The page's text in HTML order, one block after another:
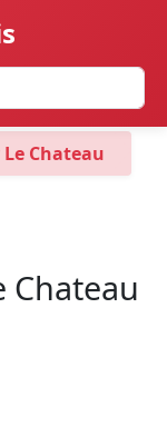
Chateau
Chateau